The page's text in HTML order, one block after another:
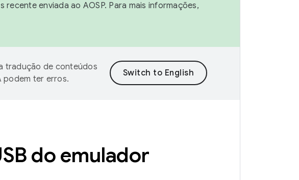
recente enviada ao AOSP. Para mais informações,
tradução de conteúdos
podem ter erros.
do emulador